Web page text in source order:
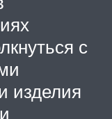
с
изделия